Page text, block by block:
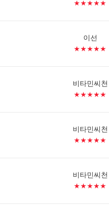
★★★★★
이선
★★★★★
비타민씨천
★★★★★
비타민씨천
★★★★★
비타민씨천
★★★★★